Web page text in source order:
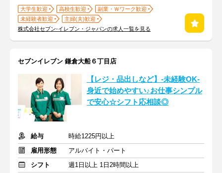
大学生歓迎 高校生歓迎
副業・Ｗワーク歓迎
未経験者歓迎
主婦(夫)歓迎
株式会社セブン-イレブン・ジャパンの求人一覧を見る
セブンイレブン 鎌倉大船６丁目店
【レジ・品出しなど】-未経験OK-
身近で始めやすい♪お仕事シンプル
で安心☆シフト応相談◎
給与
時給1225円以上
雇用形態
アルバイト・パート
シフト
週1日以上 1日2時間以上